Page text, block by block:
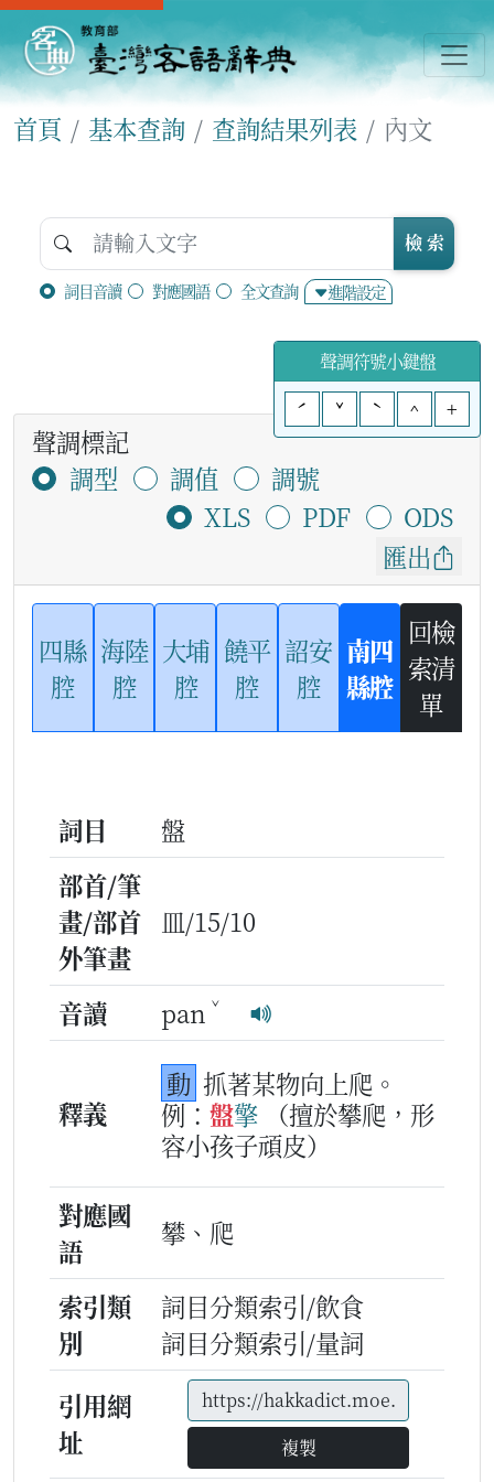
首頁 基本查詢 查詢結果列表 內文
詞目音讀 對應國語 全文查詢 進階設定
檢 索
聲調符號小鍵盤
ˊ
ˇ ˋ ^ +
聲調標記
調型
調值
調號
XLS
PDF
ODS
匯出
四縣
腔
海陸
腔
大埔
腔
饒平
腔
詔安
腔
南四
縣腔
回檢
索清
單
詞目
盤
部首/筆
畫/部首
外筆畫
皿/15/10
音讀 pan ˇ
釋義
動 抓著某物向上爬。
例： 盤擎
（擅於攀爬，形
容小孩子頑皮）
對應國
語
攀、爬
索引類
別
詞目分類索引/飲食
詞目分類索引/量詞
引用網
址
複製